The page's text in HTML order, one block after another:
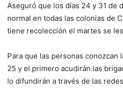
Aseguró que los días 24 y 31 de
normal en todas las colonias de
tiene recolección el martes se
Para que las personas conozcan
25 y el primero acudirán las
lo difundirán a través de las